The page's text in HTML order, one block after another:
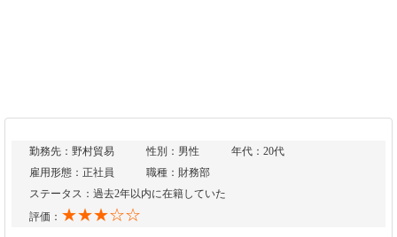
勤務先：野村貿易 性別：男性
年代：20代
雇用形態：正社員
職種：財務部
ステータス：過去2年以内に在籍していた
評価： ★★★☆☆